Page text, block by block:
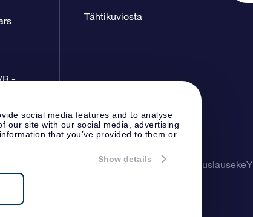
social media features and to analyse
our site with our social media, advertising
that you’ve provided to them or
Show details
-
Tähtikuviosta
Tietosuoja ja vastuuvapauslauseke